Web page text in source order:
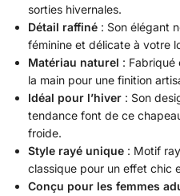
sorties hivernales.
Détail raffiné : Son élégant
féminine et délicate à votre
Matériau naturel : Fabriqué
la main pour une finition
Idéal pour l’hiver : Son
tendance font de ce
froide.
Style rayé unique : Motif
classique pour un effet chic
Conçu pour les femmes